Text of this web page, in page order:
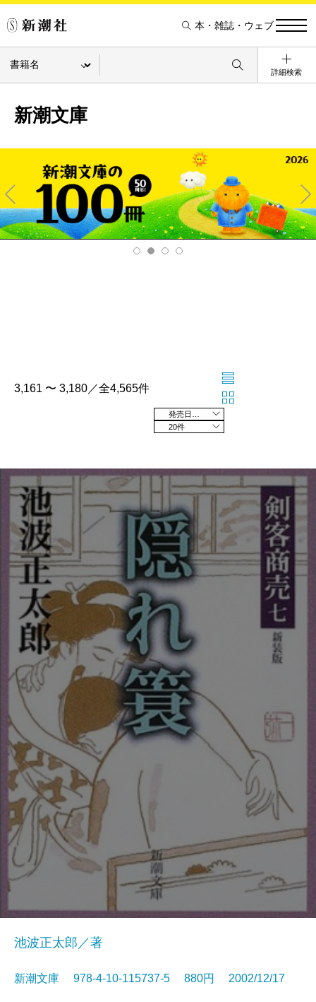
本・雑誌・ウェブ
詳細検索
新潮文庫
Pre
v
Ne
xt
3,161 〜 3,180／全4,565件
20件
池波正太郎／著
新潮文庫 978-4-10-115737-5 880円 2002/12/17